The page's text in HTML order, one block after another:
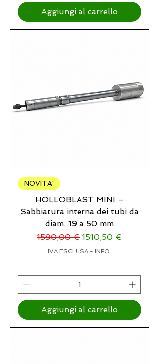
Aggiungi al carrello
NOVITA'
HOLLOBLAST MINI –
Sabbiatura interna dei tubi da
diam. 19 a 50 mm
Prezzo regolare
1590,00 € Prezzo scontato
1510,50 €
IVA ESCLUSA - INFO.
Aggiungi al carrello